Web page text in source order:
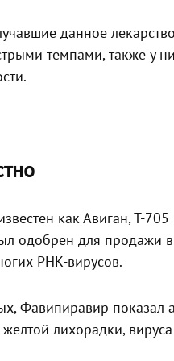
данное
темпами, также у
как Авиган, Т-
одобрен для продажи
РНК-вирусов.
Фавипиравир показал
лихорадки,